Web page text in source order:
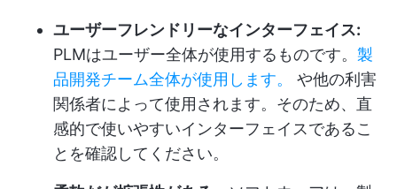
ユーザーフレンドリーなインターフェイス:
PLMはユーザー全体が使用するものです。 製
品開発チーム全体が使用します。
や他の利害
関係者によって使用されます。そのため、直
感的で使いやすいインターフェイスであるこ
とを確認してください。